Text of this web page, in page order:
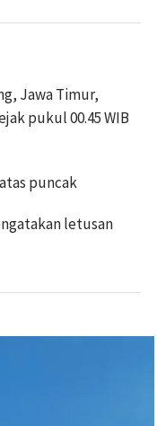
Jawa Timur,
pukul 00.45 WIB
puncak
letusan